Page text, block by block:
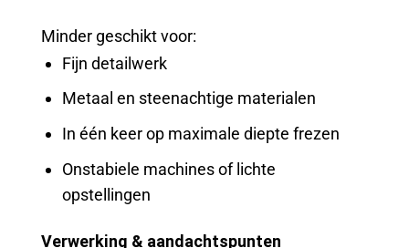
Minder geschikt voor:
Fijn detailwerk
Metaal en steenachtige materialen
In één keer op maximale diepte frezen
Onstabiele machines of lichte
opstellingen
Verwerking & aandachtspunten